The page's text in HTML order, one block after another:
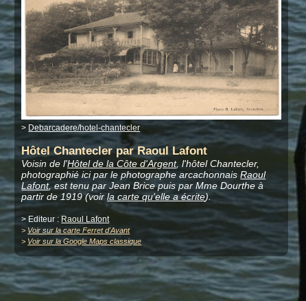
> Debarcadere/hotel-chantecler
Hôtel Chantecler par Raoul Lafont
Voisin de l'Hôtel de la Côte d'Argent, l'hôtel Chantecler,
photographié ici par le photographe arcachonnaisRaoul
Lafont, est tenu par Jean Brice puis par Mme Dourthe à
partir de 1919 (voirla carte qu'elle a écrite).
> Editeur : Raoul Lafont
> Voir sur la carte Ferret d'Avant
> Voir sur la Google Maps classique